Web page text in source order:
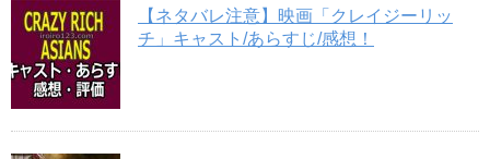
【ネタバレ注意】映画「クレイジーリッ
チ」キャスト/あらすじ/感想！